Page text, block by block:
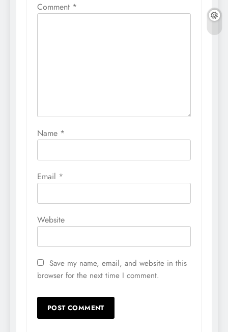
Comment *
Name *
Email *
Website
Save my name, email, and website in this
browser for the next time I comment.